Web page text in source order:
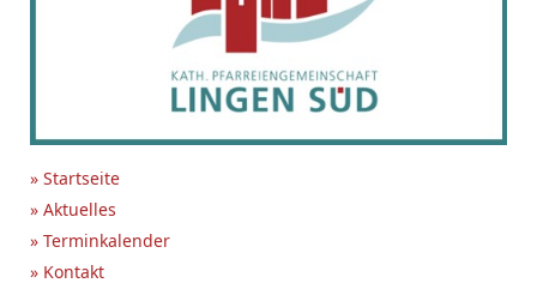
» Startseite
» Aktuelles
» Terminkalender
» Kontakt